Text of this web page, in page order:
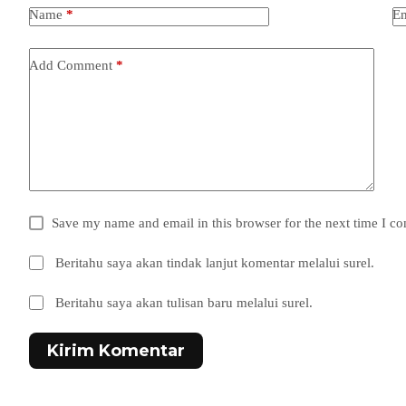
Name *
Add Comment *
Save my name and email in this browser for the next time I
Beritahu saya akan tindak lanjut komentar melalui surel.
Beritahu saya akan tulisan baru melalui surel.
Kirim Komentar